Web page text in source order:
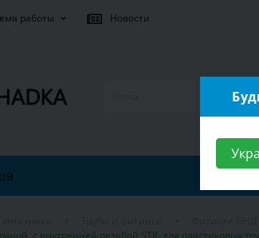
работы Новости